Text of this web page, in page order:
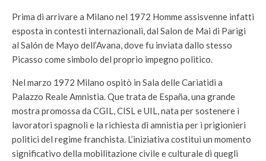
Prima di arrivare a Milano nel 1972 Homme assisvenne infatti
esposta in contesti internazionali, dal Salon de Mai di Parigi
al Salón de Mayo dell’Avana, dove fu inviata dallo stesso
Picasso come simbolo del proprio impegno politico.
Nel marzo 1972 Milano ospitò in Sala delle Cariatidi a
Palazzo Reale Amnistia. Que trata de España, una grande
mostra promossa da CGIL, CISL e UIL, nata per sostenere i
lavoratori spagnoli e la richiesta di amnistia per i prigionieri
politici del regime franchista. L’iniziativa costituì un momento
significativo della mobilitazione civile e culturale di quegli